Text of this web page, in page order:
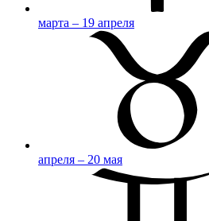
марта – 19 апреля
апреля – 20 мая